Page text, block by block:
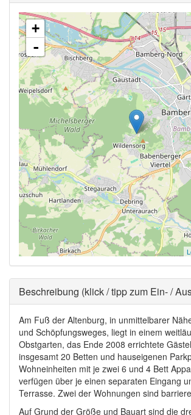
+
-
Ausblenden
Beschreibung (klick / tipp zum Ein- /
Am Fuß der Altenburg, in unmittelbarer
und Schöpfungsweges, liegt in einem
Obstgarten, das Ende 2008 errichtete
insgesamt 20 Betten und hauseigenen
Wohneinheiten mit je zwei 6 und 4 Bett
verfügen über je einen separaten Eingang
Terrasse. Zwei der Wohnungen sind
Auf Grund der Größe und Bauart sind die